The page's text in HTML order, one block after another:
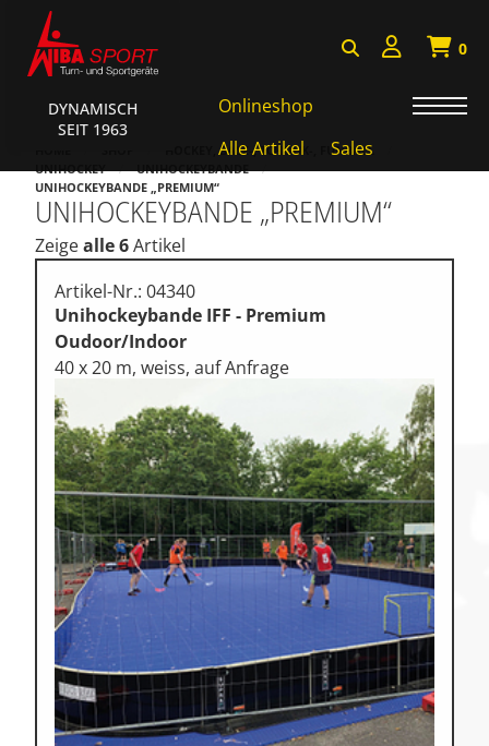
DYNAMISCH
SEIT 1963
0
Onlineshop
Alle Artikel
Sales
Badminton, Faustball
Bälle, Ballzubehör
Fitness, Funktional Training
Hockey, Base-, Tchouk-,
Kampfsport
Klettern
Leichtathletik
Objekteinrichtungen
Psychomotorik
Technische Dokumentation
Tennis, Tischtennis
HOCKEY, BASE-, TCHOUK-, FUNBALL
UNIHOCKEY
UNIHOCKEYBANDE
UNIHOCKEYBANDE „PREMIUM“
UNIHOCKEYBANDE „PREMIUM“
Zeigealle 6Artikel
Artikel-Nr.: 04340
Unihockeybande IFF - Premium
Oudoor/Indoor
40 x 20 m, weiss, auf Anfrage